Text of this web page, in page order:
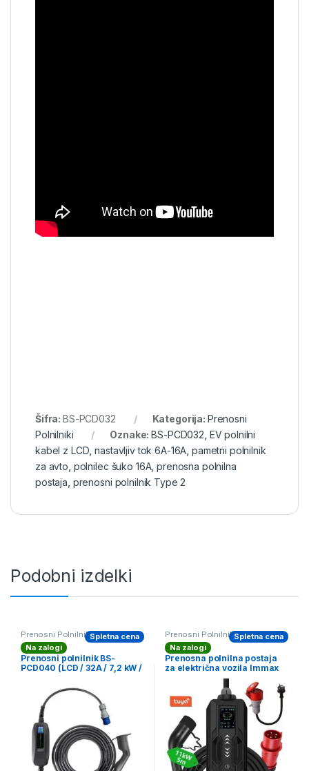
Šifra:BS-PCD032 Kategorija: Prenosni
Polnilniki
Oznake:BS-PCD032 EV polnilni
kabel z LCD ,nastavljiv tok 6A-16A pametni polnilnik
za avto polnilec šuko 16A,prenosna polnilna
postaja prenosni polnilnik Type 2
Podobni izdelki
Prenosni Polnilniki
Na zalogi
Prenosni polnilnik BS-
PCD040 (LCD / 32A / 7,2 kW /
Spletna cena
Prenosni Polnilniki
Na zalogi
Prenosna polnilna postaja
za električna vozila Immax
NEO LITE Travel AC Type 2
16A/380V 11kW + vtičnica
230V, 3,7kW 5m + torbica –
WIFI Tuya
Spletna cena